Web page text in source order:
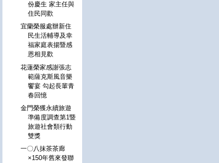
份慶生 家主任與
住民同歡
宜蘭榮服處辦新住
民生活輔導及幸
福家庭表揚暨感
恩相見歡
花蓮榮家感謝張志
範薩克斯風音樂
饗宴 勾起長輩青
春回憶
金門榮獲永續旅遊
準備度調查第1暨
旅遊社會類行動
雙獎
一〇八抹茶茶廊
×150年舊來發聯